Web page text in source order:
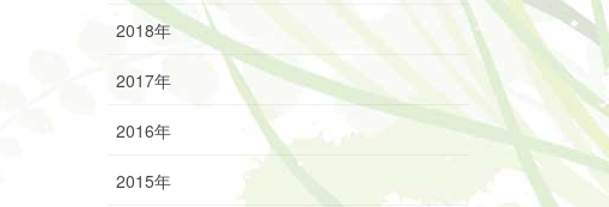
2018年
2017年
2016年
2015年